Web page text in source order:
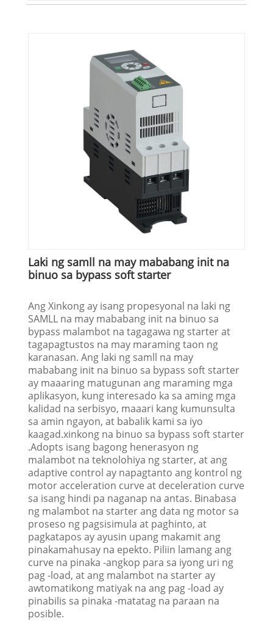
Laki ng samll na may mababang init na
binuo sa bypass soft starter
Ang Xinkong ay isang propesyonal na laki ng
SAMLL na may mababang init na binuo sa
bypass malambot na tagagawa ng starter at
tagapagtustos na may maraming taon ng
karanasan. Ang laki ng samll na may
mababang init na binuo sa bypass soft starter
ay maaaring matugunan ang maraming mga
aplikasyon, kung interesado ka sa aming mga
kalidad na serbisyo, maaari kang kumunsulta
sa amin ngayon, at babalik kami sa iyo
kaagad.xinkong na binuo sa bypass soft starter
.Adopts isang bagong henerasyon ng
malambot na teknolohiya ng starter, at ang
adaptive control ay napagtanto ang kontrol ng
motor acceleration curve at deceleration curve
sa isang hindi pa naganap na antas. Binabasa
ng malambot na starter ang data ng motor sa
proseso ng pagsisimula at paghinto, at
pagkatapos ay ayusin upang makamit ang
pinakamahusay na epekto. Piliin lamang ang
curve na pinaka -angkop para sa iyong uri ng
pag -load, at ang malambot na starter ay
awtomatikong matiyak na ang pag -load ay
pinabilis sa pinaka -matatag na paraan na
posible.